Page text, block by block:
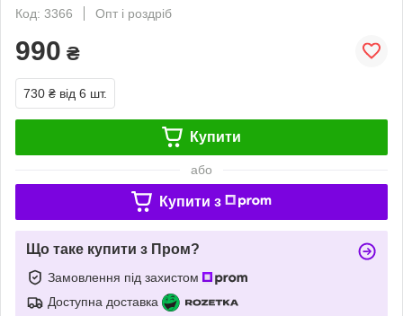
Код: 3366
Опт і роздріб
990 ₴
730 ₴ від 6 шт.
Купити
або
Купити з
Що таке купити з Пром?
Замовлення під захистом
Доступна доставка